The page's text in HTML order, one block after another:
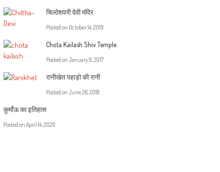
चिल्ठेशवरी देवी मंदिर
Posted on October 14, 2019
Chota Kailash Shiv Temple
Posted on January 9, 2017
रानीखेत पहाड़ो की रानी
Posted on June 26, 2018
कुमाँऊ का इतिहास
Posted on April 14, 2020